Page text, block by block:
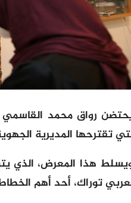
رواق محمد القاسمي
تقترحها المديرية
توراك، أحد أهم